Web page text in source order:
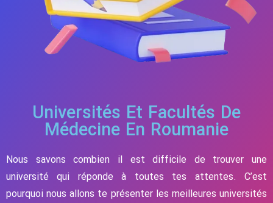
Universités Et Facultés De
Médecine En Roumanie
Nous savons combien il est difficile de trouver une
université qui réponde à toutes tes attentes. C’est
pourquoi nous allons te présenter les meilleures universités